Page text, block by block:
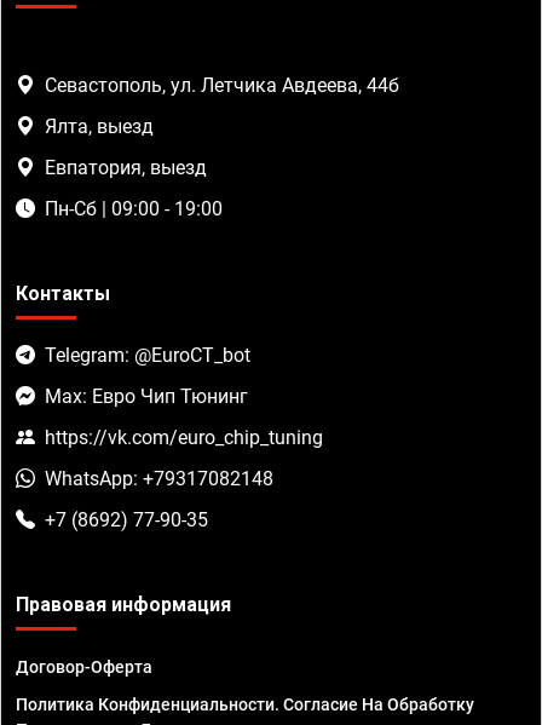
Севастополь, ул. Летчика Авдеева, 44б
Ялта, выезд
Евпатория, выезд
Пн-Сб | 09:00 - 19:00
Контакты
Telegram: @EuroCT_bot
Max: Евро Чип Тюнинг
https://vk.com/euro_chip_tuning
WhatsApp: +79317082148
+7 (8692) 77-90-35
Правовая информация
Договор-Оферта
Политика Конфиденциальности. Согласие На Обработку